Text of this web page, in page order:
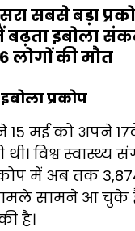
सबसे बड़ा
बढ़ता इबोला
लोगों की मौत
प्रकोप
15 मई को अपने
थी। विश्व
में अब तक
सामने आ चुके हैं
है।